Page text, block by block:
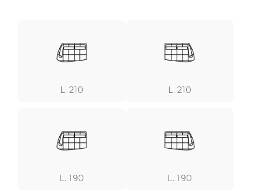
L. 210 L. 210
L. 190 L. 190